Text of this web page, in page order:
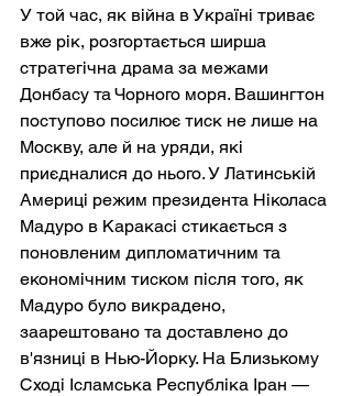
У той час, як війна в Україні триває
вже рік, розгортається ширша
стратегічна драма за межами
Донбасу та Чорного моря. Вашингтон
поступово посилює тиск не лише на
Москву, але й на уряди, які
приєдналися до нього. У Латинській
Америці режим президента Ніколаса
Мадуро в Каракасі стикається з
поновленим дипломатичним та
економічним тиском після того, як
Мадуро було викрадено,
заарештовано та доставлено до
в'язниці в Нью-Йорку. На Близькому
Сході Ісламська Республіка Іран —